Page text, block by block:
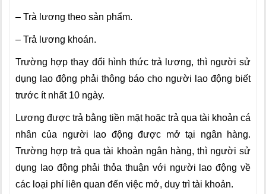
– Trà lương theo sản phẩm.
– Trả lương khoán.
Trường hợp thay đổi hình thức trả lương, thì người sử
dụng lao động phải thông báo cho người lao động biết
trước ít nhất 10 ngày.
Lương được trả bằng tiền mặt hoặc trả qua tài khoản cá
nhân của người lao động được mở tại ngân hàng.
Trường hợp trả qua tài khoản ngân hàng, thì người sử
dụng lao động phải thỏa thuận với người lao động về
các loại phí liên quan đến việc mở, duy trì tài khoản.